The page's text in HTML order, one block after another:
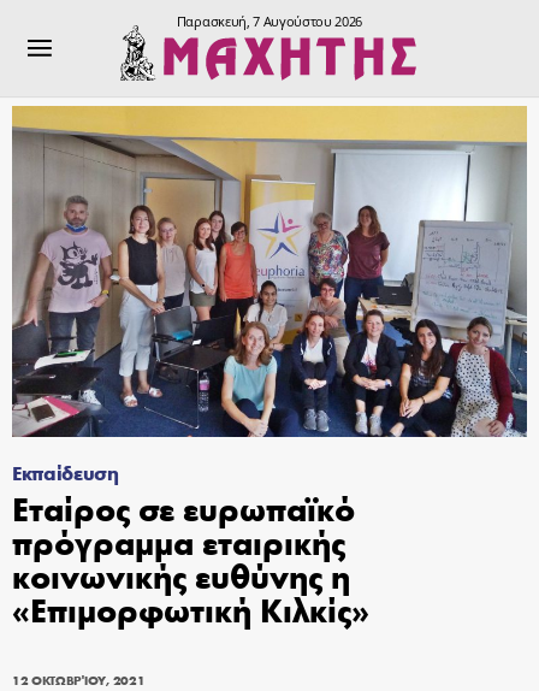
Παρασκευή, 7 Αυγούστου 2026
Εκπαίδευση
Εταίρος σε ευρωπαϊκό
πρόγραμμα εταιρικής
κοινωνικής ευθύνης η
«Επιμορφωτική Κιλκίς»
12 ΟΚΤΩΒΡΊΟΥ, 2021